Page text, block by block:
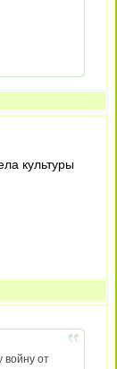
культуры
войну от